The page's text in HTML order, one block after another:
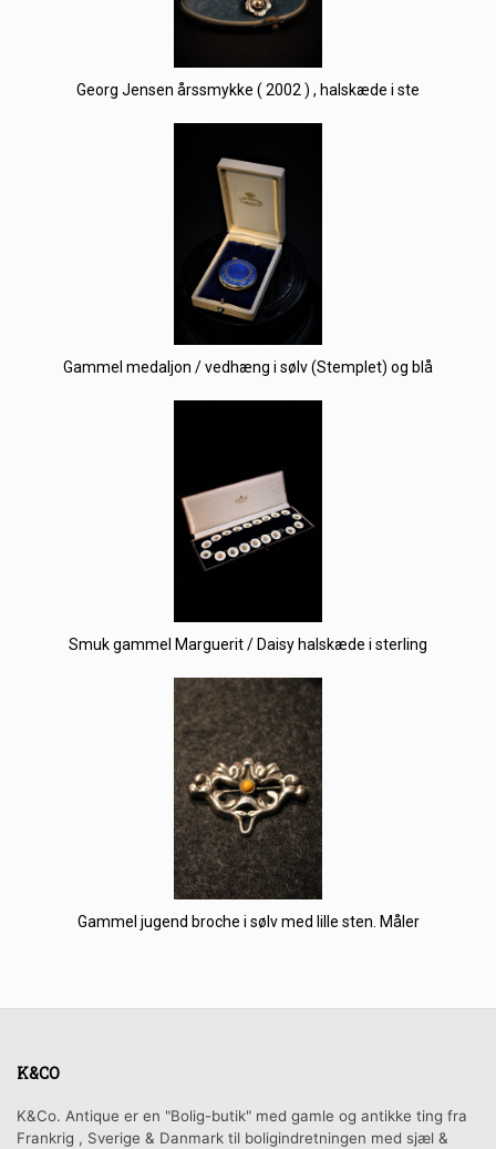
Georg Jensen årssmykke ( 2002 ) , halskæde i ste
Gammel medaljon / vedhæng i sølv (Stemplet) og blå
Smuk gammel Marguerit / Daisy halskæde i sterling
Gammel jugend broche i sølv med lille sten. Måler
K&CO
K&Co. Antique er en "Bolig-butik" med gamle og antikke ting fra
Frankrig , Sverige & Danmark til boligindretningen med sjæl &